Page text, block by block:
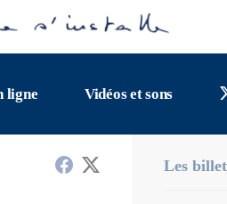
ligne Vidéos et sons
Les